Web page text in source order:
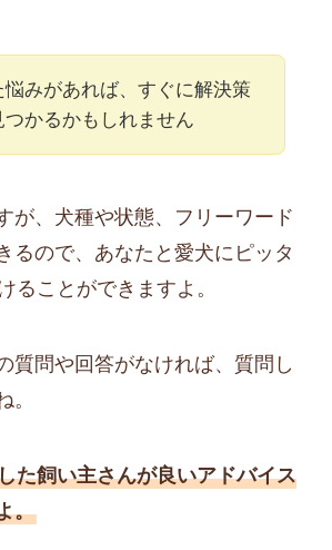
悩みがあれば、すぐに解決策
つかるかもしれません
が、犬種や状態、フリーワード
るので、あなたと愛犬にピッタ
ることができますよ。
質問や回答がなければ、質問し
。
た飼い主さんが良いアドバイス
。